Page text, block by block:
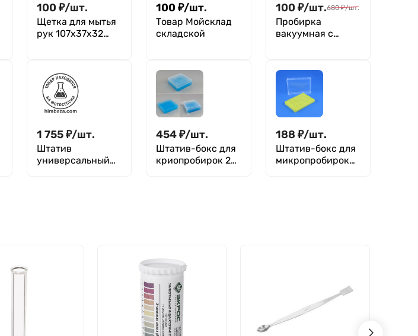
100 ₽/шт.
Щетка для мытья
рук 107х37х32
100 ₽/шт.
Товар Мойсклад
складской
100 ₽/шт.680 ₽/шт.
Пробирка
вакуумная с
коагулологии)
2023 год, 100 шт.
1 755₽/шт.
Штатив
универсальный
454₽/шт.
Штатив-бокс для
криопробирок 2
188 ₽/шт.
Штатив-бокс для
микропробирок